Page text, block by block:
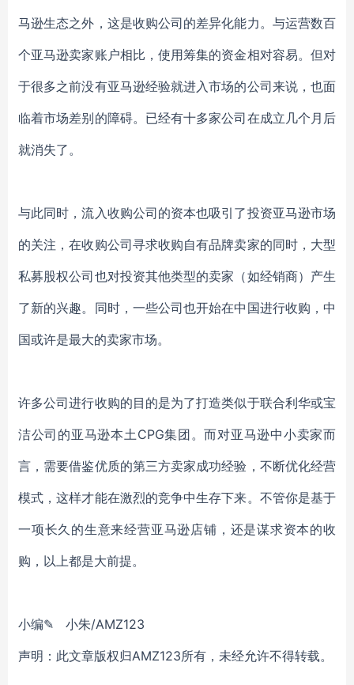
马逊生态之外，这是收购公司的差异化能力。与运营数百
个亚马逊卖家账户相比，使用筹集的资金相对容易。但对
于很多之前没有亚马逊经验就进入市场的公司来说，也面
临着市场差别的障碍。已经有十多家公司在成立几个月后
就消失了。
与此同时，流入收购公司的资本也吸引了投资亚马逊市场
的关注，在收购公司寻求收购自有品牌卖家的同时，大型
私募股权公司也对投资其他类型的卖家（如经销商）产生
了新的兴趣。同时，一些公司也开始在中国进行收购，中
国或许是最大的卖家市场。
许多公司进行收购的目的是为了打造类似于联合利华或宝
洁公司的亚马逊本土CPG集团。而对亚马逊中小卖家而
言，需要借鉴优质的第三方卖家成功经验，不断优化经营
模式，这样才能在激烈的竞争中生存下来。不管你是基于
一项长久的生意来经营亚马逊店铺，还是谋求资本的收
购，以上都是大前提。
小编✎ 小朱/AMZ123
声明：此文章版权归AMZ123所有，未经允许不得转载。